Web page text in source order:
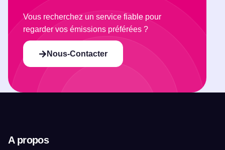
Vous recherchez un service fiable pour
regarder vos émissions préférées ?
Nous-Contacter
A propos